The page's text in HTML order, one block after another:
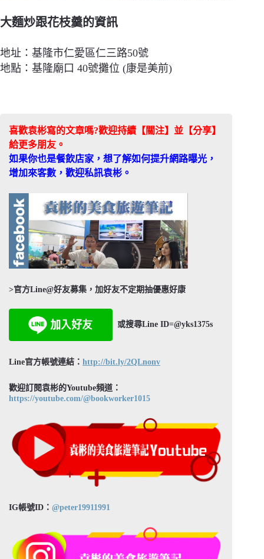
大麵炒跟花枝羹的資訊
地址：基隆市仁愛區仁三路50號
地點：基隆廟口 40號攤位 (康是美前)
喜歡袁彬寫的文章嗎?歡迎持續【關注】並【分享】
給更多朋友。
如果你也是餐飲店家，想了解如何提升網路曝光，
增加來客數，歡迎私訊袁彬。
>官方Line@好友募集，加好友不定期抽優惠好康
或搜尋Line ID=@yks1375s
Line官方帳號連結： http://bit.ly/2QLnonv
歡迎訂閱袁彬的Youtube頻道：
https://youtube.com/@bookworker1015
IG帳號ID： @peter19911991